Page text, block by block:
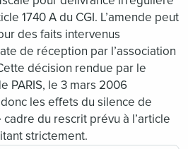
1740 A du CGI. L’amende peut
des faits intervenus
de réception par l’association
décision rendue par le
PARIS, le 3 mars 2006
les effets du silence de
du rescrit prévu à l’article
strictement.